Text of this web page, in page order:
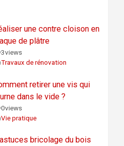
une contre cloison en
de plâtre
3views
Travaux de rénovation
retirer une vis qui
dans le vide ?
0views
Vie pratique
bricolage du bois